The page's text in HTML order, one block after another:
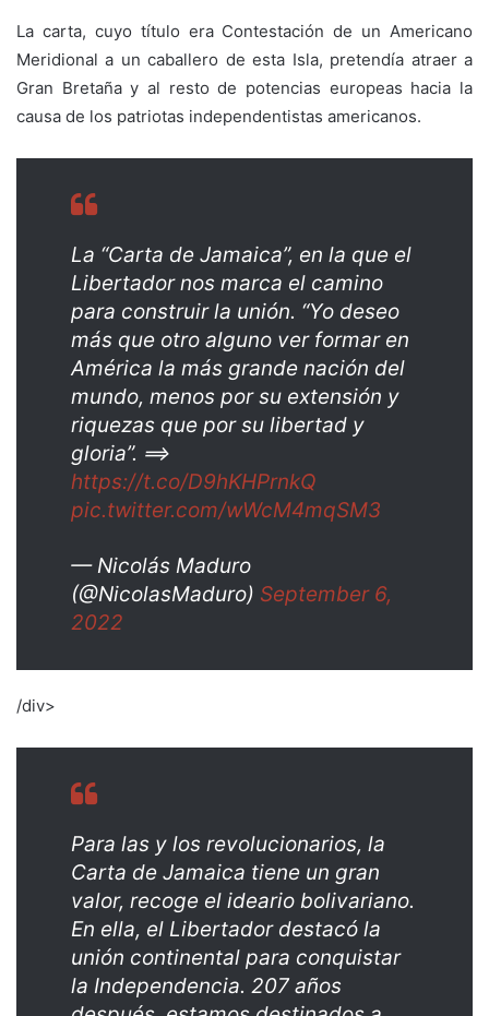
La carta, cuyo título era Contestación de un Americano
Meridional a un caballero de esta Isla, pretendía atraer a
Gran Bretaña y al resto de potencias europeas hacia la
causa de los patriotas independentistas americanos.
La “Carta de Jamaica”, en la que el
Libertador nos marca el camino
para construir la unión. “Yo deseo
más que otro alguno ver formar en
América la más grande nación del
mundo, menos por su extensión y
riquezas que por su libertad y
gloria”. ==>
https://t.co/D9hKHPrnkQ
pic.twitter.com/wWcM4mqSM3
— Nicolás Maduro
(@NicolasMaduro) September 6,
2022
/div>
Para las y los revolucionarios, la
Carta de Jamaica tiene un gran
valor, recoge el ideario bolivariano.
En ella, el Libertador destacó la
unión continental para conquistar
la Independencia. 207 años